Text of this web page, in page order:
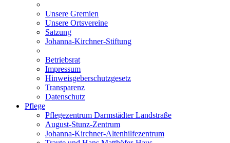
Unsere Gremien
Unsere Ortsvereine
Satzung
Johanna-Kirchner-Stiftung
Betriebsrat
Impressum
Hinweisgeberschutzgesetz
Transparenz
Datenschutz
Pflege
Pflegezentrum Darmstädter Landstraße
August-Stunz-Zentrum
Johanna-Kirchner-Altenhilfezentrum